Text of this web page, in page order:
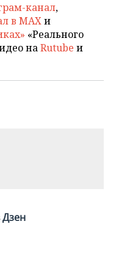
канал,
в MAXи
«Реального
наRutube и
Дзен